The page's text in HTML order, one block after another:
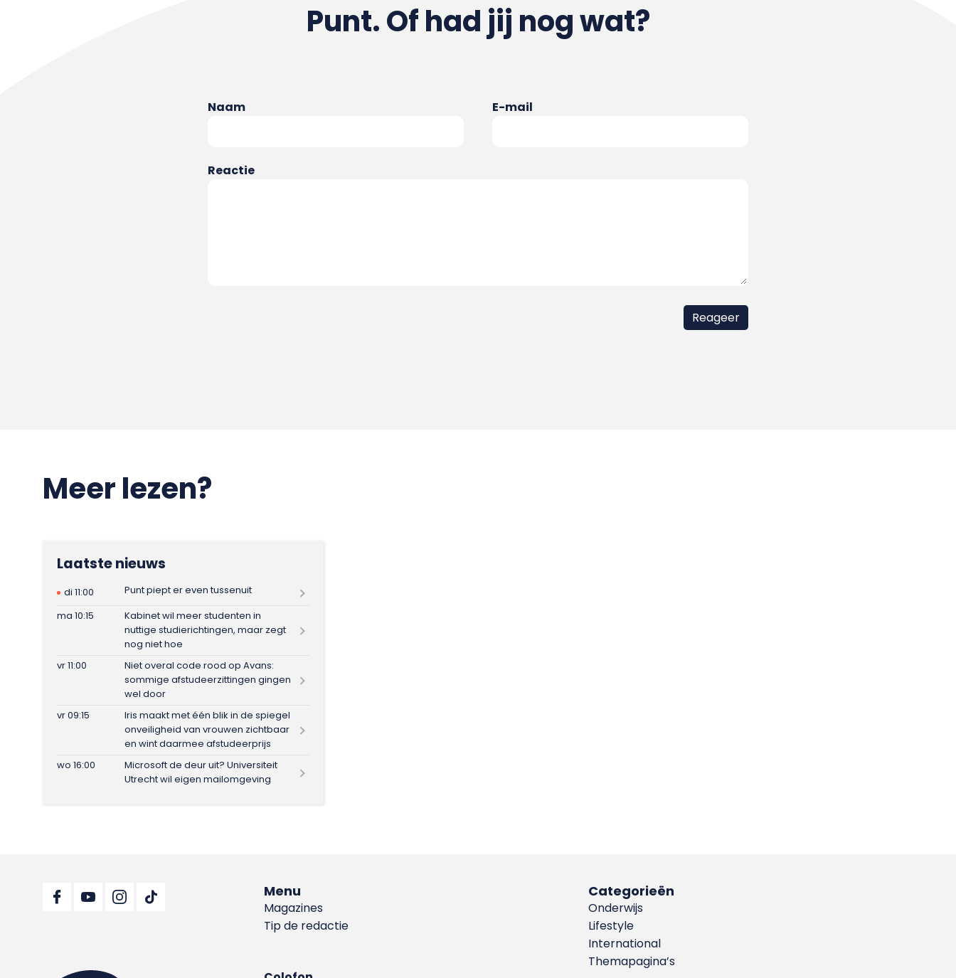
Punt. Of had jij nog wat?
Naam E-mail
Reactie
Meer lezen?
Laatste nieuws
di 11:00
Punt piept er even tussenuit
ma 10:15
Kabinet wil meer studenten in
nuttige studierichtingen, maar zegt
nog niet hoe
vr 11:00
Niet overal code rood op Avans:
sommige afstudeerzittingen gingen
wel door
vr 09:15
Iris maakt met één blik in de spiegel
onveiligheid van vrouwen zichtbaar
en wint daarmee afstudeerprijs
wo 16:00
Microsoft de deur uit? Universiteit
Utrecht wil eigen mailomgeving
Menu
Magazines
Tip de redactie
Categorieën
Onderwijs
Lifestyle
International
Themapagina’s